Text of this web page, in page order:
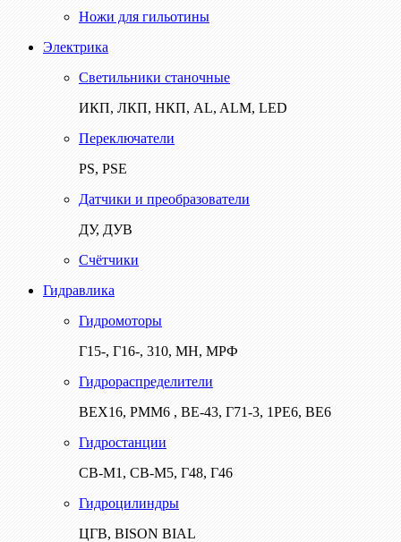
Ножи для гильотины
Электрика
Светильники станочные
ИКП, ЛКП, НКП, AL, ALM, LED
Переключатели
PS, PSE
Датчики и преобразователи
ДУ, ДУВ
Счётчики
Гидравлика
Гидромоторы
Г15-, Г16-, 310, МН, МРФ
Гидрораспределители
ВЕХ16, РММ6 , ВЕ-43, Г71-3, 1РЕ6, ВЕ6
Гидростанции
СВ-М1, СВ-М5, Г48, Г46
Гидроцилиндры
ЦГВ, BISON BIAL